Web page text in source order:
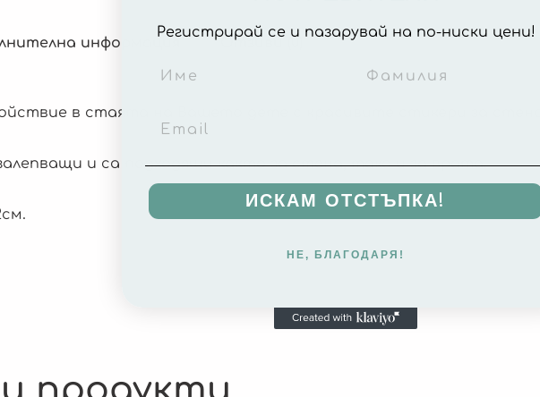
информация Отзиви (0)
в стаята на Вашето дете с красивите стикери за стена.
и са подходящи както за стена, така и за врата.
Регистрирай се и пазарувай на по-ниски цени!
ИСКАМ ОТСТЪПКА!
НЕ, БЛАГОДАРЯ!